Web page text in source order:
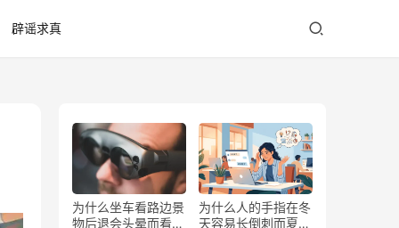
辟谣求真
为什么坐车看路边景
物后退会头晕而看前
为什么人的手指在冬
天容易长倒刺而夏天